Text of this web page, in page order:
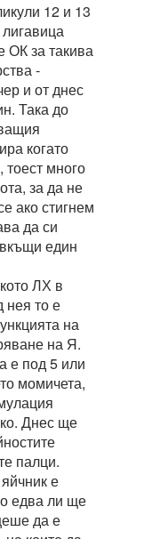
12 и 13
ОК за такива
-
и от днес
Така до
когато
много
за да не
ако стигнем
да си
един
ЛХ в
нея то е
на
на Я.
е под 5 или
момичета,
Днес ще
палци.
е
едва ли ще
да е